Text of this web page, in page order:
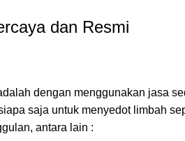
dan Resmi
dengan menggunakan jasa
saja untuk menyedot limbah
antara lain :